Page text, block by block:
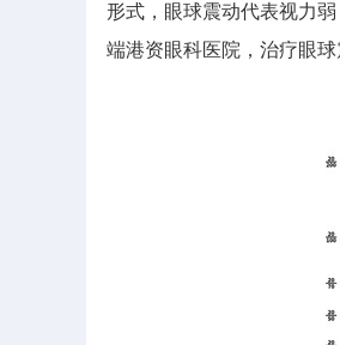
形式，眼球震动代表视力
端港资眼科医院，治疗眼